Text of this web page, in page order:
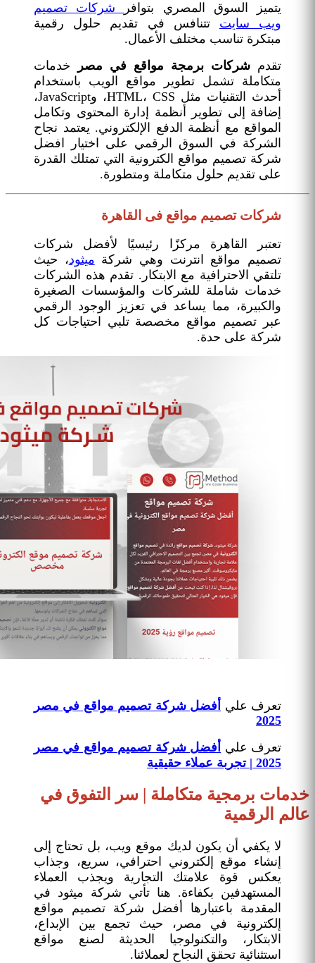
يتميز السوق المصري بتوافر
شركات تصميم
ويب سايت تتنافس في تقديم حلول رقمية
مبتكرة تناسب مختلف الأعمال.
تقدم شركات برمجة مواقع في مصر
خدمات
متكاملة تشمل تطوير مواقع الويب باستخدام
أحدث التقنيات مثل HTML، CSS، وJavaScript،
إضافة إلى تطوير أنظمة إدارة المحتوى وتكامل
المواقع مع أنظمة الدفع الإلكتروني. يعتمد نجاح
الشركة في السوق الرقمي على اختيار افضل
شركة تصميم مواقع الكترونية التي تمتلك القدرة
على تقديم حلول متكاملة ومتطورة.
شركات تصميم مواقع فى القاهرة
تعتبر القاهرة مركزًا رئيسيًا لأفضل شركات
تصميم مواقع انترنت وهي شركة ميثود، حيث
تلتقي الاحترافية مع الابتكار. تقدم هذه الشركات
خدمات شاملة للشركات والمؤسسات الصغيرة
والكبيرة، مما يساعد في تعزيز الوجود الرقمي
عبر تصميم مواقع مخصصة تلبي احتياجات كل
شركة على حدة.
تعرف علي
أفضل شركة تصميم مواقع في مصر
2025
تعرف علي
أفضل شركة تصميم مواقع في مصر
2025 | تجربة عملاء حقيقية
خدمات برمجية متكاملة | سر التفوق في
عالم الرقمية
لا يكفي أن يكون لديك موقع ويب، بل تحتاج إلى
إنشاء موقع إلكتروني احترافي، سريع، وجذاب
يعكس قوة علامتك التجارية ويجذب العملاء
المستهدفين بكفاءة. هنا تأتي شركة ميثود في
المقدمة باعتبارها أفضل شركة تصميم مواقع
إلكترونية في مصر، حيث تجمع بين الإبداع،
الابتكار، والتكنولوجيا الحديثة لصنع مواقع
استثنائية تحقق النجاح لعملائنا.